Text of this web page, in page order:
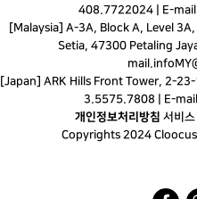
408.7722024 | E-
[Malaysia] A-3A, Block A, Level
Setia, 47300 Petaling
mail.
[Japan] ARK Hills Front Tower, 2-
3.5575.7808 | E-
개인정보처리방침 서비
Copyrights 2024